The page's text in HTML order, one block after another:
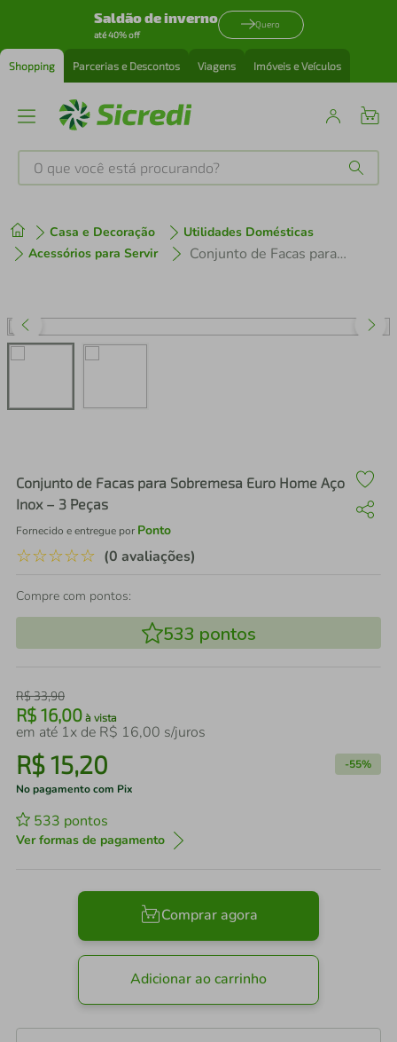
Saldão de inverno
até 40% off
Quero
Shopping Parcerias e Descontos Viagens Imóveis e Veículos
O que você está procurando?
Casa e Decoração
Utilidades Domésticas
Acessórios para Servir
Conjunto de Facas para Sobremesa Euro Home Aço Inox – 3 Peças
Conjunto de Facas para Sobremesa Euro Home Aço
Inox – 3 Peças
Fornecido e entregue por Ponto
☆☆☆☆☆ (0 avaliações)
Compre com pontos:
533 pontos
R$33,90
R$ 16,00 à vista
em até 1x de R$ 16,00 s/juros
R$15,20 -55%
No pagamento com Pix
533 pontos
Ver formas de pagamento
Comprar agora
Adicionar ao carrinho
1º tenis
3º perfume